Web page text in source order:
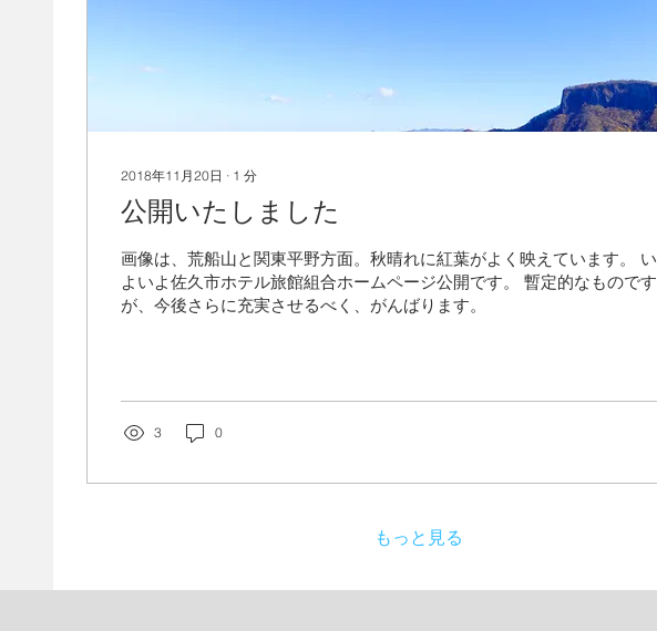
2018年11月20日 ∙ 1 分
公開いたしました
画像は、荒船山と関東平野方面。秋晴れに紅葉がよく映えています。 い
よいよ佐久市ホテル旅館組合ホームページ公開です。 暫定的なものです
が、今後さらに充実させるべく、がんばります。
3 0
もっと見る